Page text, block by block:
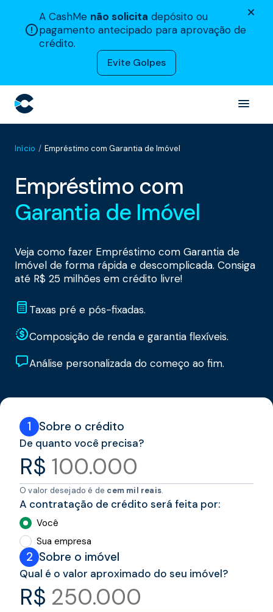
A CashMe não solicita depósito ou
pagamento antecipado para aprovação de
crédito.
Evite Golpes
Início Empréstimo com Garantia de Imóvel
Empréstimo com
Garantia de Imóvel
Veja como fazer Empréstimo com Garantia de
Imóvel de forma rápida e descomplicada. Consiga
até R$ 25 milhões em crédito livre!
Taxas pré e pós-fixadas.
Composição de renda e garantia flexíveis.
Análise personalizada do começo ao fim.
1 Sobre o crédito
De quanto você precisa?
R$
O valor desejado é de cem mil reais.
A contratação de crédito será feita por:
Você
Sua empresa
2 Sobre o imóvel
Qual é o valor aproximado do seu imóvel?
R$